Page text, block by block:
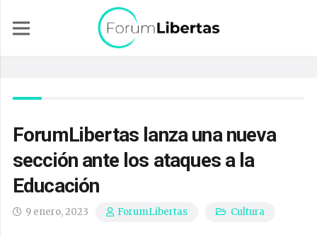
ForumLibertas lanza una nueva
sección ante los ataques a la
Educación
9 enero, 2023 ForumLibertas Cultura